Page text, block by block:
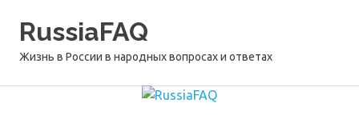
RussiaFAQ
Жизнь в России в народных вопросах и ответах